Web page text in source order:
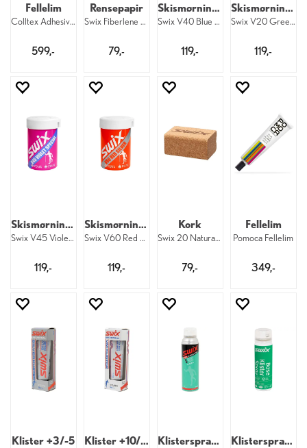
Fellelim
Colltex Adhesive Tape 15 x 400 cm
599,-
Rensepapir
Swix Fiberlene 20m
79,-
Skismørning Blå Extra
Swix V40 Blue Extra Hardwax
119,-
Skismørning Grønn
Swix V20 Green Hardwax
119,-
Skismørning Fiolett Spesial
Swix V45 Violet Special Hardwax
119,-
Skismørning Rød Sølv
Swix V60 Red Silver Hardwax
119,-
Kork
Swix 20 Natural Cork
79,-
Fellelim
Pomoca Fellelim
349,-
Klister +3/-5 Klister +10/-3 Klisterspray -15/+10 Klisterspray -15/+10